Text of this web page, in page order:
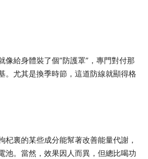
像給身體裝了個”防護罩”，專門對付那
。尤其是換季時節，這道防線就顯得格
杞裏的某些成分能幫著改善能量代謝，
池。當然，效果因人而異，但總比喝功